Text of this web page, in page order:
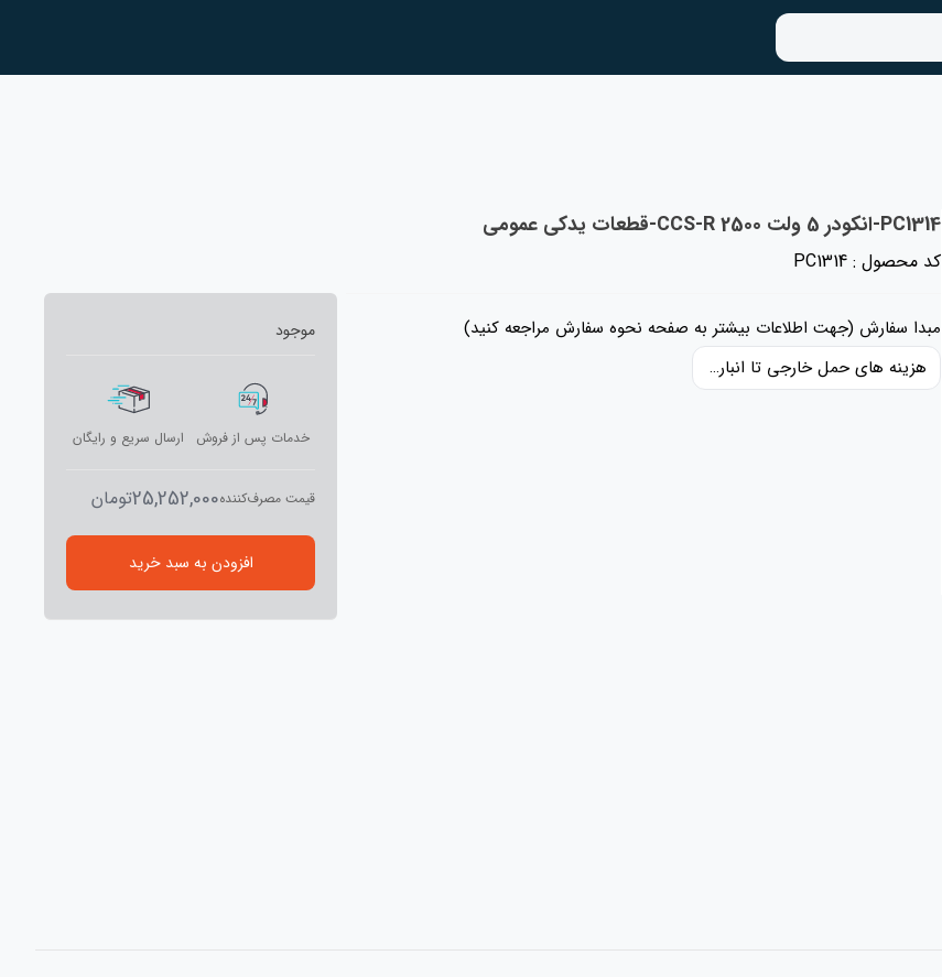
PC1314-انکودر 5 ولت CCS-R 2500-قطعات یدکی عمومی
کد محصول : PC1314
مبدا سفارش (جهت اطلاعات بیشتر به صفحه نحوه سفارش مراجعه کنید)
هزینه های حمل خارجی تا انبار ایران، حقوق گمرکی و عوارض و مالیات و سایر هزینه های کالا به قیمت ریالی کالا اضافه شده است و حمل داخلی رایگان می باشد.
موجود
خدمات پس از فروش ارسال سریع و رایگان
قیمت مصرف‌کننده25,252,000تومان
افزودن به سبد خرید